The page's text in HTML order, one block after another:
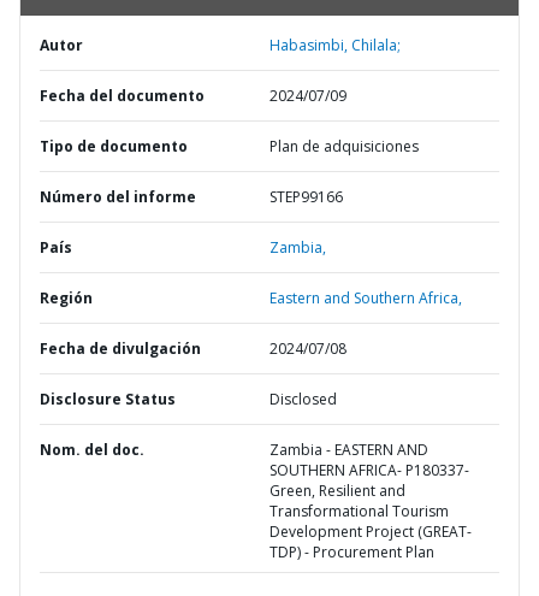
Autor Habasimbi, Chilala;
Fecha del documento 2024/07/09
Tipo de documento Plan de adquisiciones
Número del informe STEP99166
País Zambia,
Región Eastern and Southern Africa,
Fecha de divulgación 2024/07/08
Disclosure Status Disclosed
Nom. del doc.
Zambia - EASTERN AND
SOUTHERN AFRICA- P180337-
Green, Resilient and
Transformational Tourism
Development Project (GREAT-
TDP) - Procurement Plan